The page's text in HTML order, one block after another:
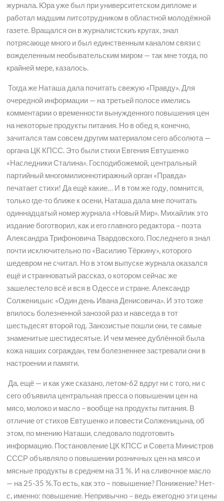
журнала. Юра уже был при университетском дипломе и
работал мадшим литсотрудником в областной молодёжной
газете. Вращался он в журналистскиъ кругах, знал
потрясающе много и был единственным каналом связи с
вожделенным необывательским миром — так мне тогда, по
крайней мере, казалось.
Тогда же Наташа дала почитать свежую «Правду». Для
очередной информации — на третьей полосе имелись
комментарии о временности вынужденного повышения цен
на некоторые продукты питания. Но в обед я, конечно,
зачитался там совсем другим материалом сего абсолюта —
органа ЦК КПСС. Это были стихи Евгения Евтушенко
«Наследники Сталина». Господибожемой, центральный
партийный многомилионнотиражный орган «Правда»
печатает стихи! Да ещё какие… И в том же году, помнится,
только где-то ближе к осени, Наташа дала мне почитать
одиннадцатый номер журнала «Новый Мир». Михайлик это
издание боготворил, как и его главного редактора – поэта
Александра Трифоновича Твардовского. Последнего я знал
почти исключительно по «Василию Тёркину», которого
шедевром не считал. Но в этом выпуске журнала оказался
ещё и странноватый рассказ, о котором сейчас же
зашелестело всё и вся в Одессе и стране. Александр
Солженицын: «Один день Ивана Денисовича». И это тоже
впилось болезненной занозой раз и навсегда в тот
шестьдесят второй год. Занозистые пошли они, те самые
знаменитые шестидесятые. И чем менее дублённой была
кожа наших сограждан, тем болезненнее застревали они в
настроении и памяти.
Да, ещё — и как уже сказано, летом-62 вдруг ни с того, ни с
сего объявила центральная пресса о повышении цен на
мясо, молоко и масло – вообще на продукты питания. В
отличие от стихов Евтушенко и повести Солженицына, об
этом, по мнению Наташи, следовало подготовить
информацию. Постановление ЦК КПСС и Совета Министров
СССР объявляло о повышении розничных цен на мясо и
мясные продукты в среднем на 31 %. И на сливочное масло
— на 25-35 %.То есть, как это – повышение? Понижение? Нет-
с, именно: повышение. Непривычно – ведь ежегодно эти цены